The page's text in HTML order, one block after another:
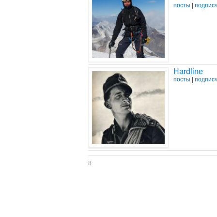
посты
Hardline
посты
8